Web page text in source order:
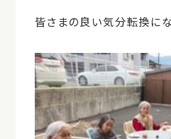
皆さまの良い気分転換に